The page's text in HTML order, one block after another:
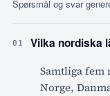
Spørsmål og svar
01 Vilka nordiska
Samtliga fem
Norge,